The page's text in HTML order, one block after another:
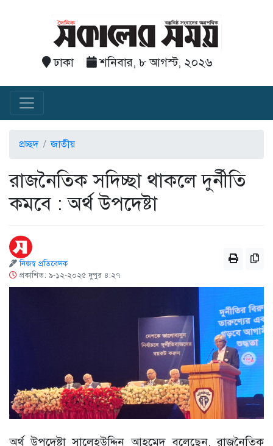
ঢাকা শনিবার, ৮ আগস্ট, ২০২৬
প্রচ্ছদ জাতীয়
রাজনৈতিক সদিচ্ছা থাকলে দুর্নীতি
কমবে : অর্থ উপদেষ্টা
নিজস্ব প্রতিবেদক
প্রকাশিত: ৯-১২-২০২৫ দুপুর ৪:২৭
অর্থ উপদেষ্টা সালেহউদ্দিন আহমেদ বলেছেন, রাজনৈতিক